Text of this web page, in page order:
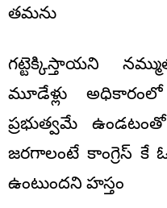
తమను
గట్టెక్కిస్తాయని
మూడేళ్లు
ప్రభుత్వమే
జరగాలంటే కాంగ్రెస్
ఉంటుందని హస్తం